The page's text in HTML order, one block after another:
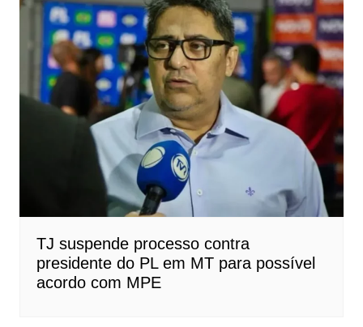
TJ suspende processo contra
presidente do PL em MT para possível
acordo com MPE